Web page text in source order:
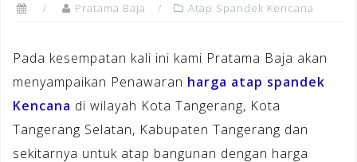
Pratama Baja Atap Spandek Kencana
Pada kesempatan kali ini kami Pratama Baja akan
menyampaikan Penawaran harga atap spandek
Kencana di wilayah Kota Tangerang, Kota
Tangerang Selatan, Kabupaten Tangerang dan
sekitarnya untuk atap bangunan dengan harga